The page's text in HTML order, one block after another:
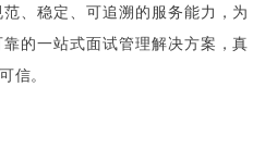
、稳定、可追溯的服务能力，为
的一站式面试管理解决方案，真
信。